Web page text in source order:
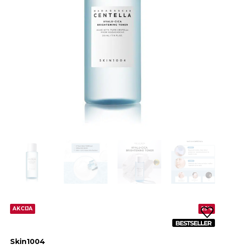
AKCIJA 25%
Skin1004